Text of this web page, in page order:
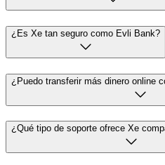
¿Es Xe tan seguro como Evli Bank?
¿Puedo transferir más dinero online
¿Qué tipo de soporte ofrece Xe